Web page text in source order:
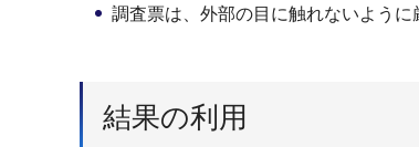
調査票は、外部の目に触れないように
結果の利用